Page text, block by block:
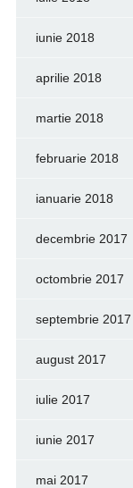
iunie 2018
aprilie 2018
martie 2018
februarie 2018
ianuarie 2018
decembrie 2017
octombrie 2017
septembrie 2017
august 2017
iulie 2017
iunie 2017
mai 2017